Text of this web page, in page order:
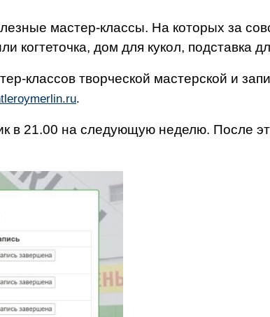
мастер-классы. На которых за
дом для кукол, подставка
классов творческой мастерской и
.
в 21.00 на следующую неделю. После